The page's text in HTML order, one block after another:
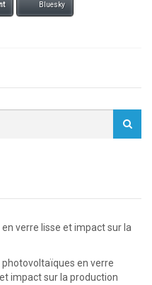
Bluesky
verre lisse et impact sur la
en verre
impact sur la production